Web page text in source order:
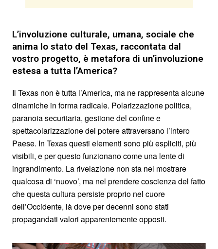
L’involuzione culturale, umana, sociale che
anima lo stato del Texas, raccontata dal
vostro progetto, è metafora di un’involuzione
estesa a tutta l’America?
Il Texas non è tutta l’America, ma ne rappresenta alcune
dinamiche in forma radicale. Polarizzazione politica,
paranoia securitaria, gestione del confine e
spettacolarizzazione del potere attraversano l’intero
Paese. In Texas questi elementi sono più espliciti, più
visibili, e per questo funzionano come una lente di
ingrandimento. La rivelazione non sta nel mostrare
qualcosa di ‘nuovo’, ma nel prendere coscienza del fatto
che questa cultura persiste proprio nel cuore
dell’Occidente, là dove per decenni sono stati
propagandati valori apparentemente opposti.